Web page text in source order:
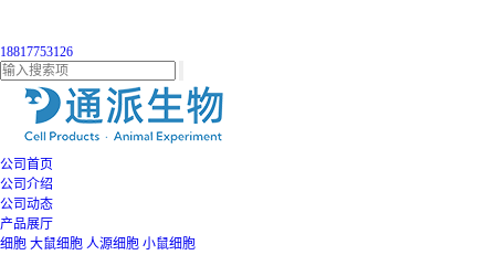
18817753126
公司首页
公司介绍
公司动态
产品展厅
细胞 大鼠细胞 人源细胞 小鼠细胞